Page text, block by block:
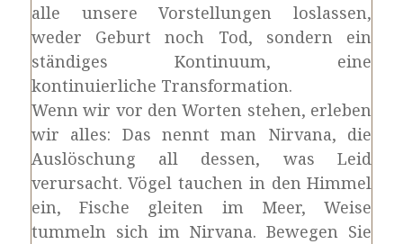
alle unsere Vorstellungen loslassen,
weder Geburt noch Tod, sondern ein
ständiges Kontinuum, eine
kontinuierliche Transformation.
Wenn wir vor den Worten stehen, erleben
wir alles: Das nennt man Nirvana, die
Auslöschung all dessen, was Leid
verursacht. Vögel tauchen in den Himmel
ein, Fische gleiten im Meer, Weise
tummeln sich im Nirvana. Bewegen Sie